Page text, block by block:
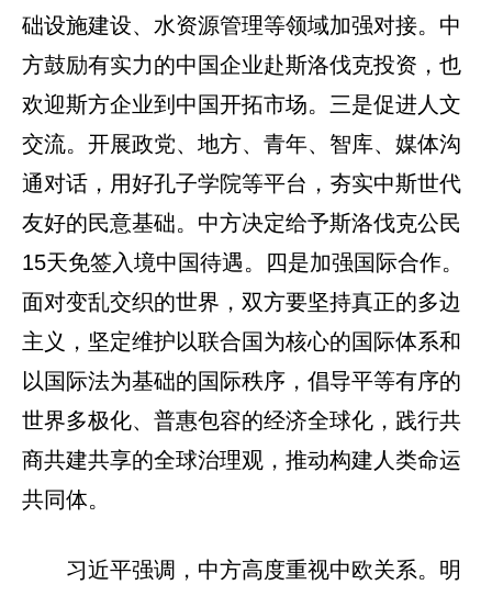
础设施建设、水资源管理等领域加强对接。中
方鼓励有实力的中国企业赴斯洛伐克投资，也
欢迎斯方企业到中国开拓市场。三是促进人文
交流。开展政党、地方、青年、智库、媒体沟
通对话，用好孔子学院等平台，夯实中斯世代
友好的民意基础。中方决定给予斯洛伐克公民
15天免签入境中国待遇。四是加强国际合作。
面对变乱交织的世界，双方要坚持真正的多边
主义，坚定维护以联合国为核心的国际体系和
以国际法为基础的国际秩序，倡导平等有序的
世界多极化、普惠包容的经济全球化，践行共
商共建共享的全球治理观，推动构建人类命运
共同体。
习近平强调，中方高度重视中欧关系。明